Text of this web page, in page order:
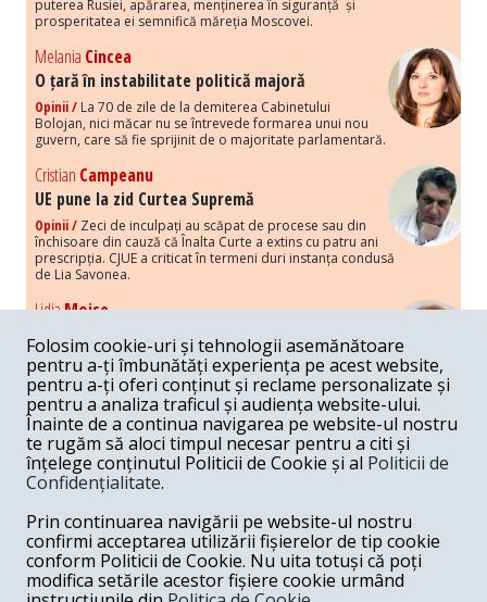
puterea Rusiei, apărarea, menținerea în siguranță și
prosperitatea ei semnifică măreția Moscovei.
Melania Cincea
O țară în instabilitate politică majoră
Opinii / La 70 de zile de la demiterea Cabinetului
Bolojan, nici măcar nu se întrevede formarea unui nou
guvern, care să fie sprijinit de o majoritate parlamentară.
Cristian Campeanu
UE pune la zid Curtea Supremă
Opinii / Zeci de inculpați au scăpat de procese sau din
închisoare din cauză că Înalta Curte a extins cu patru ani
prescripția. CJUE a criticat în termeni duri instanța condusă
de Lia Savonea.
LidiaMoise
Costurile economice ale haosului politic
Opinii / Economia nu poate rezista cu retorica falsă a
susținerii intereselor poporului, care, de fapt, ascunde
obsesia menținerii privilegiilor și a averilor unor caste.
Melania Cincea
Noi puseuri de xenofobie din partea românilor
„neaoși”
Periodic, în spațiul public sunt voci care lansează
mesaje xenofobe la adresa câte unui politician care deranjează un
anumit grup politico-mediatic, într-un anumit moment.
ArmandGosu
Unirea cu Moldova: modele istorice
Folosim cookie-uri și tehnologii asemănătoare
pentru a-ți îmbunătăți experiența pe acest website,
pentru a-ți oferi conținut și reclame personalizate și
pentru a analiza traficul și audiența website-ului.
Înainte de a continua navigarea pe website-ul nostru
te rugăm să aloci timpul necesar pentru a citi și
înțelege conținutul Politicii de Cookie și al Politicii de
Confidențialitate.
Prin continuarea navigării pe website-ul nostru
confirmi acceptarea utilizării fișierelor de tip cookie
conform Politicii de Cookie. Nu uita totuși că poți
modifica setările acestor fișiere cookie urmând